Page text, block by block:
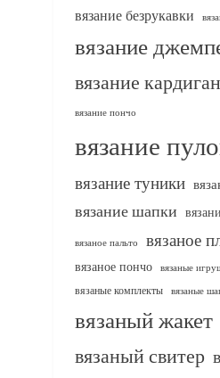
вязание безрукавки
вязание
вязание
вязание пончо
вязание
вязание туники
вязание шапки
вязаное пальто вязаное
вязаное пончо вязаные
вязаные комплекты
вязаные
вязаный жакет
вязаный свитер